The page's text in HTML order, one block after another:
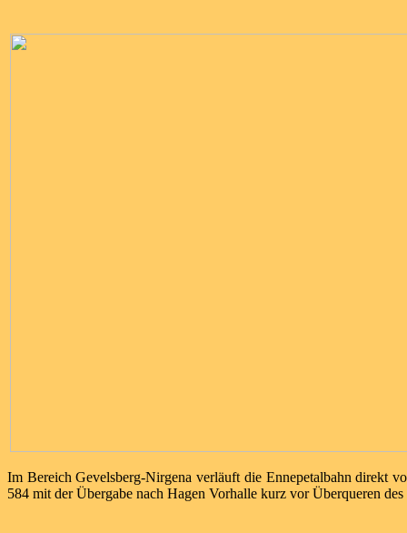
Im Bereich Gevelsberg-Nirgena verläuft die Ennepetalbahn direkt
584 mit der Übergabe nach Hagen Vorhalle kurz vor Überqueren